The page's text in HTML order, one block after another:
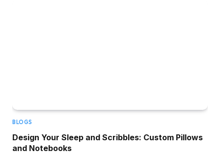
BLOGS
Design Your Sleep and Scribbles: Custom Pillows
and Notebooks